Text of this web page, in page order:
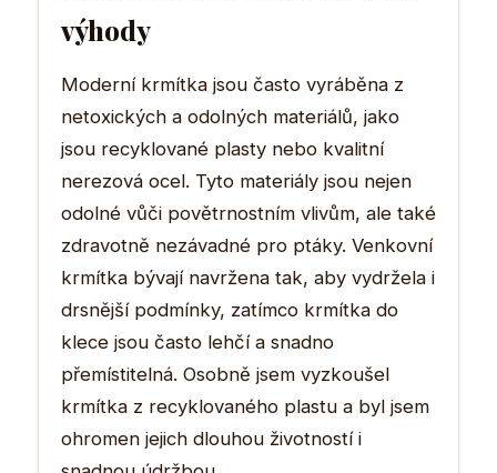
výhody
Moderní krmítka jsou často vyráběna z
netoxických a odolných materiálů, jako
jsou recyklované plasty nebo kvalitní
nerezová ocel. Tyto materiály jsou nejen
odolné vůči povětrnostním vlivům, ale také
zdravotně nezávadné pro ptáky. Venkovní
krmítka bývají navržena tak, aby vydržela i
drsnější podmínky, zatímco krmítka do
klece jsou často lehčí a snadno
přemístitelná. Osobně jsem vyzkoušel
krmítka z recyklovaného plastu a byl jsem
ohromen jejich dlouhou životností i